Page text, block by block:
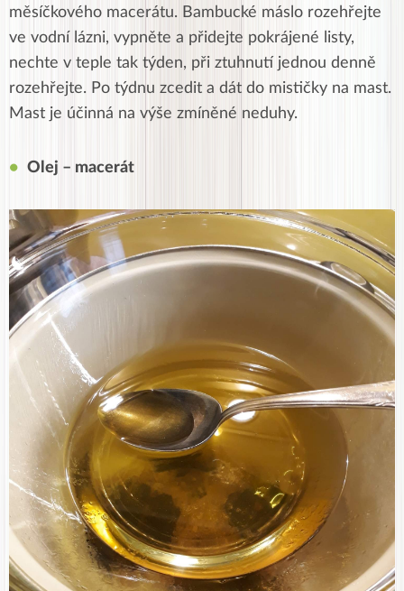
měsíčkového macerátu. Bambucké máslo rozehřejte
ve vodní lázni, vypněte a přidejte pokrájené listy,
nechte v teple tak týden, při ztuhnutí jednou denně
rozehřejte. Po týdnu zcedit a dát do mističky na mast.
Mast je účinná na výše zmíněné neduhy.
Olej – macerát